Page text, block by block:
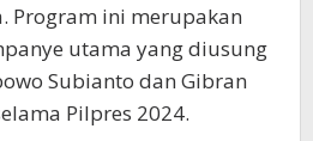
Program ini merupakan
utama yang diusung
Subianto dan Gibran
Pilpres 2024.